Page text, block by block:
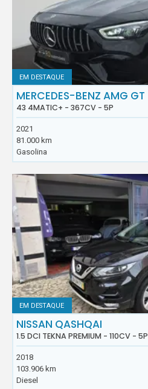
EM DESTAQUE
MERCEDES-BENZ AMG GT
43 4MATIC+ - 367CV - 5P
2021
81.000 km
Gasolina
EM DESTAQUE
NISSAN QASHQAI
1.5 DCI TEKNA PREMIUM - 110CV - 5P
2018
103.906 km
Diesel